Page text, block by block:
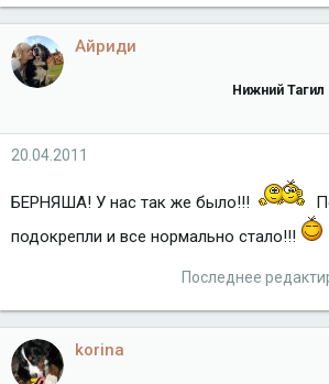
Айриди
Нижний Тагил
20.04.2011
БЕРНЯША! У нас так же было!!!
подокрепли и все нормально стало!!!
Последнее
korina